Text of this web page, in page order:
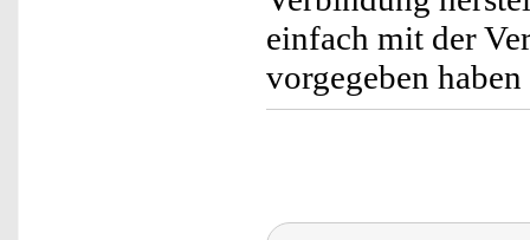
einfach mit der
vorgegeben